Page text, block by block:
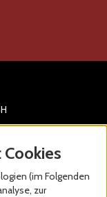
(im Folgenden
zur